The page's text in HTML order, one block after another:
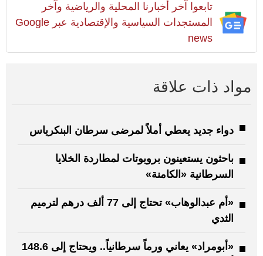
تابعوا آخر أخبارنا المحلية والرياضية وآخر
المستجدات السياسية والإقتصادية عبر Google
news
مواد ذات علاقة
دواء جديد يعطي أملاً لمرضى سرطان البنكرياس
باحثون يستعينون بروبوتات لمطاردة الخلايا
السرطانية «الكامنة»
«أم عبدالوهاب» تحتاج إلى 77 ألف درهم لترميم
الثدي
«أبومراد» يعاني ورماً سرطانياً.. ويحتاج إلى 148.6